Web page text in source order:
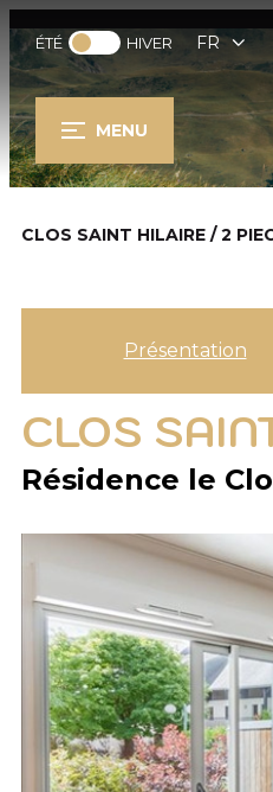
ÉTÉ HIVER FR
MENU
CLOS SAINT HILAIRE / 2
Présentation
CLOS
Résidence le